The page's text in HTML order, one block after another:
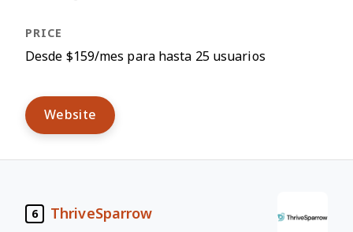
Desde $159/mes para hasta 25 usuarios
Website
6 ThriveSparrow